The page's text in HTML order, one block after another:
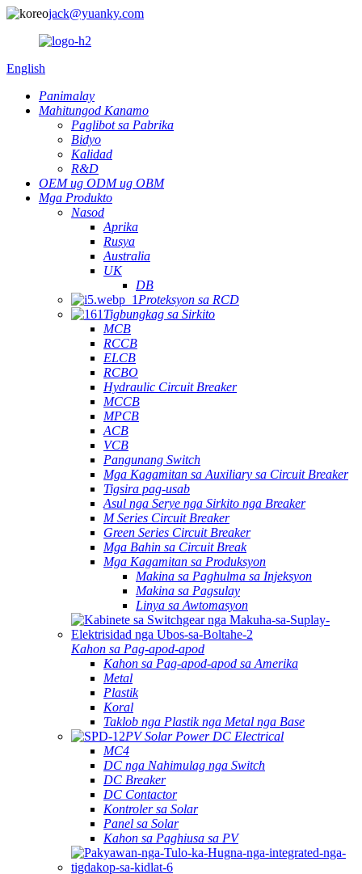
jack@yuanky.com
English
Panimalay
Mahitungod Kanamo
Paglibot sa Pabrika
Bidyo
Kalidad
R&D
OEM ug ODM ug OBM
Mga Produkto
Nasod
Aprika
Rusya
Australia
UK
DB
Proteksyon sa RCD
Tigbungkag sa Sirkito
MCB
RCCB
ELCB
RCBO
Hydraulic Circuit Breaker
MCCB
MPCB
ACB
VCB
Pangunang Switch
Mga Kagamitan sa Auxiliary sa Circuit Breaker
Tigsira pag-usab
Asul nga Serye nga Sirkito nga Breaker
M Series Circuit Breaker
Green Series Circuit Breaker
Mga Bahin sa Circuit Break
Mga Kagamitan sa Produksyon
Makina sa Paghulma sa Injeksyon
Makina sa Pagsulay
Linya sa Awtomasyon
Kahon sa Pag-apod-apod
Kahon sa Pag-apod-apod sa Amerika
Metal
Plastik
Koral
Taklob nga Plastik nga Metal nga Base
PV Solar Power DC Electrical
MC4
DC nga Nahimulag nga Switch
DC Breaker
DC Contactor
Kontroler sa Solar
Panel sa Solar
Kahon sa Paghiusa sa PV